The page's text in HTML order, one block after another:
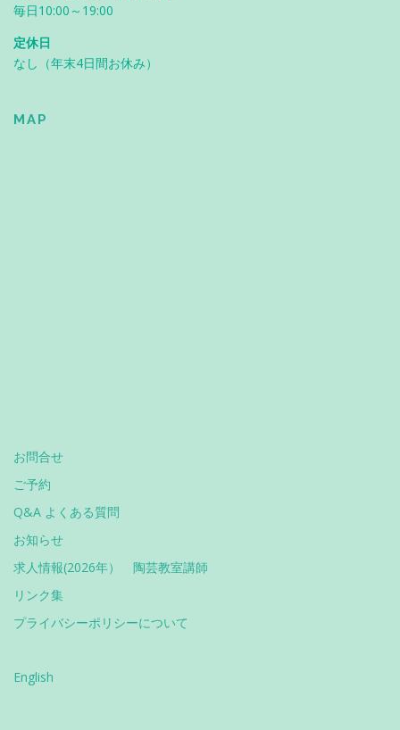
毎日10:00～19:00
定休日
なし（年末4日間お休み）
MAP
お問合せ
ご予約
Q&A よくある質問
お知らせ
求人情報(2026年） 陶芸教室講師
リンク集
プライバシーポリシーについて
English